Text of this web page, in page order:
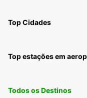
Top Cidades
Top estações em
Todos os Destinos